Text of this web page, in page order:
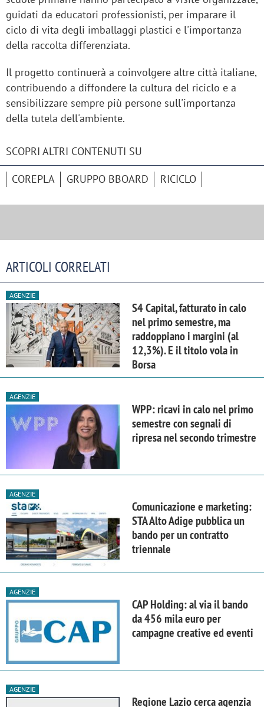
guidati da educatori professionisti, per imparare il
ciclo di vita degli imballaggi plastici e l'importanza
della raccolta differenziata.
Il progetto continuerà a coinvolgere altre città italiane,
contribuendo a diffondere la cultura del riciclo e a
sensibilizzare sempre più persone sull'importanza
della tutela dell'ambiente.
SCOPRI ALTRI CONTENUTI SU
COREPLA GRUPPO BBOARD RICICLO
ARTICOLI CORRELATI
AGENZIE
S4 Capital, fatturato in calo
nel primo semestre, ma
raddoppiano i margini (al
12,3%). E il titolo vola in
Borsa
AGENZIE
WPP: ricavi in calo nel primo
semestre con segnali di
ripresa nel secondo trimestre
AGENZIE
Comunicazione e marketing:
STA Alto Adige pubblica un
bando per un contratto
triennale
AGENZIE
CAP Holding: al via il bando
da 456 mila euro per
campagne creative ed eventi
AGENZIE
Regione Lazio cerca agenzia